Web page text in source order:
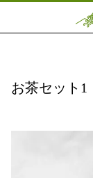
お茶セット1